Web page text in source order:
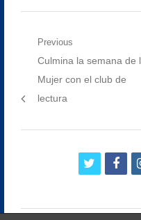
Navegación
entradas
Previous
Previous
post:
Culmina la semana de
Mujer con el club de
lectura
twitter